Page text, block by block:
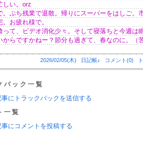
しい。orz
ぷち残業で退散。帰りにスーパーをはしご。
。お疲れ様で。
て、ビデオ消化少々。そして寝落ちと今週は
からですかねー？節分も過ぎて、春なのに。（苦
2026/02/05(木) 日記帳♪ コメント(0)
バック一覧
事にトラックバックを送信する
一覧
事にコメントを投稿する